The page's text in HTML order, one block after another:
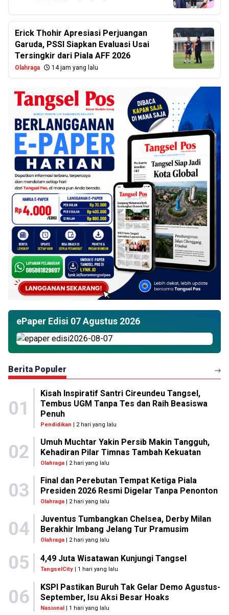
Erick Thohir Apresiasi Perjuangan
Garuda, PSSI Siapkan Evaluasi Usai
Tersingkir dari Piala AFF 2026
Olahraga 14 jam yang lalu
ePaper Edisi 07 Agustus 2026
Berita Populer
01
Kisah Inspiratif Santri Cireundeu Tangsel,
Tembus UGM Tanpa Tes dan Raih Beasiswa
Penuh
Pendidikan | 2 hari yang lalu
02
Umuh Muchtar Yakin Persib Makin Tangguh,
Kehadiran Pilar Timnas Tambah Kekuatan
Olahraga| 2 hari yang lalu
03
Final dan Perebutan Tempat Ketiga Piala
Presiden 2026 Resmi Digelar Tanpa Penonton
Olahraga| 2 hari yang lalu
04
Juventus Tumbangkan Chelsea, Derby Milan
Berakhir Imbang Jelang Tur Pramusim
Olahraga| 2 hari yang lalu
05 4,49 Juta Wisatawan Kunjungi Tangsel
TangselCity | 1 hari yang lalu
06
KSPI Pastikan Buruh Tak Gelar Demo Agustus-
September, Isu Aksi Besar Hoaks
Nasional| 1 hari yang lalu